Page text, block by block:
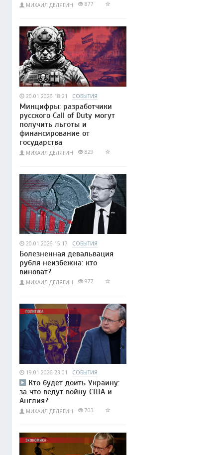
МИХАИЛ ДЕЛЯГИН 877
20.01.2026 18:21 СОБЫТИЯ
Минцифры: разработчики
русского Call of Duty могут
получить льготы и
финансирование от
государства
МИХАИЛ ДЕЛЯГИН 829
20.01.2026 15:17 СОБЫТИЯ
Болезненная девальвация
рубля неизбежна: кто
виноват?
МИХАИЛ ДЕЛЯГИН 977
19.01.2026 23:01 СОБЫТИЯ
Кто будет доить Украину:
за что ведут войну США и
Англия?
МИХАИЛ ДЕЛЯГИН 703